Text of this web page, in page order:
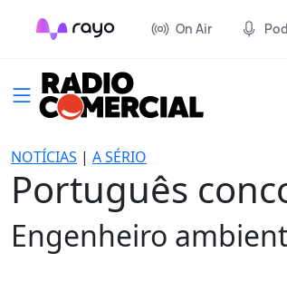
On Air
NOTÍCIAS | A SÉRIO
Português
Engenheiro